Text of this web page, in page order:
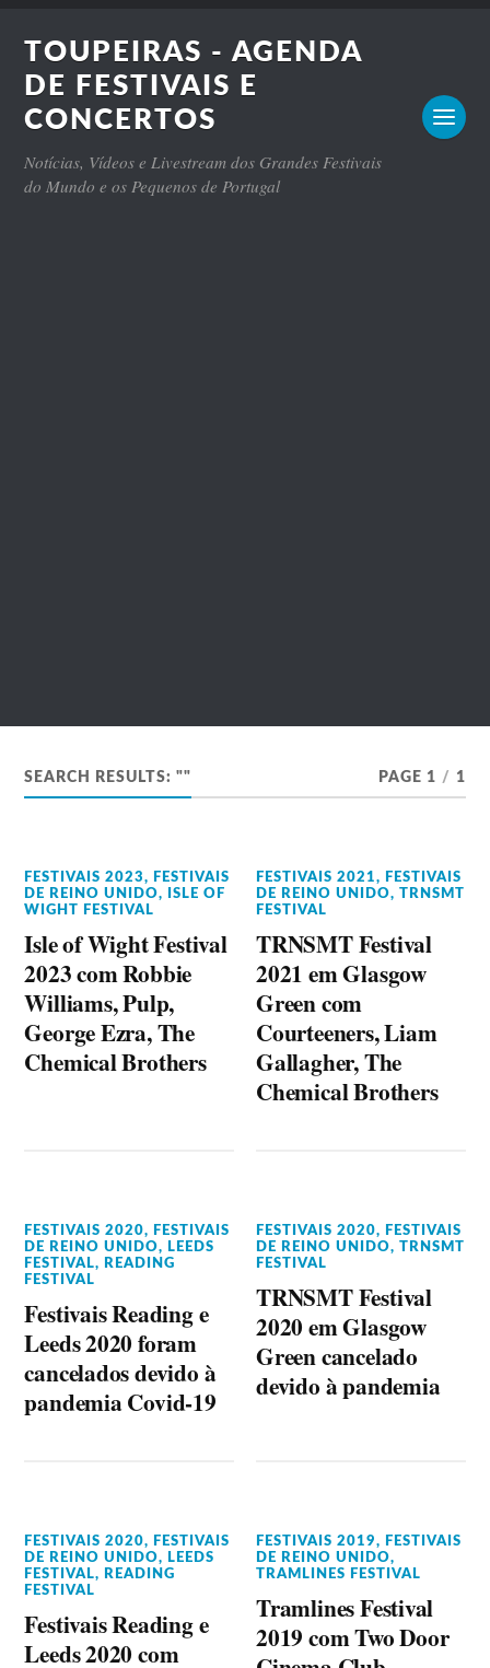
TOUPEIRAS - AGENDA
DE FESTIVAIS E
CONCERTOS
Notícias, Vídeos e Livestream dos Grandes Festivais
do Mundo e os Pequenos de Portugal
SEARCH RESULTS: "" PAGE 1 / 1
FESTIVAIS 2023,
FESTIVAIS
DE REINO UNIDO,
ISLE OF
WIGHT FESTIVAL
Isle of Wight Festival
2023 com Robbie
Williams, Pulp,
George Ezra, The
Chemical Brothers
FESTIVAIS 2021,
FESTIVAIS
DE REINO UNIDO,TRNSMT
FESTIVAL
TRNSMT Festival
2021 em Glasgow
Green com
Courteeners, Liam
Gallagher, The
Chemical Brothers
FESTIVAIS 2020,
FESTIVAIS
DE REINO UNIDO,
LEEDS
FESTIVAL,
READING
FESTIVAL
Festivais Reading e
Leeds 2020 foram
cancelados devido à
pandemia Covid-19
FESTIVAIS 2020,
FESTIVAIS
DE REINO UNIDO,TRNSMT
FESTIVAL
TRNSMT Festival
2020 em Glasgow
Green cancelado
devido à pandemia
FESTIVAIS 2020,
FESTIVAIS
DE REINO UNIDO,
LEEDS
FESTIVAL,
READING
FESTIVAL
Festivais Reading e
Leeds 2020 com
FESTIVAIS 2019,
FESTIVAIS
DE REINO UNIDO,
TRAMLINES FESTIVAL
Tramlines Festival
2019 com Two Door